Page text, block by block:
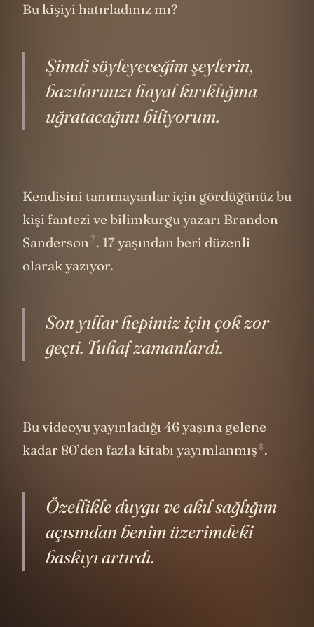
Bu kişiyi hatırladınız mı?
Şimdi söyleyeceğim şeylerin,
bazılarınızı hayal kırıklığına
uğratacağını biliyorum.
Kendisini tanımayanlar için gördüğünüz bu
kişi fantezi ve bilimkurgu yazarı Brandon
Sanderson 7. 17 yaşından beri düzenli
olarak yazıyor.
Son yıllar hepimiz için çok zor
geçti. Tuhaf zamanlardı.
Bu videoyu yayınladığı 46 yaşına gelene
kadar 80’den fazla kitabı yayımlanmış 8.
Özellikle duygu ve akıl sağlığım
açısından benim üzerimdeki
baskıyı artırdı.